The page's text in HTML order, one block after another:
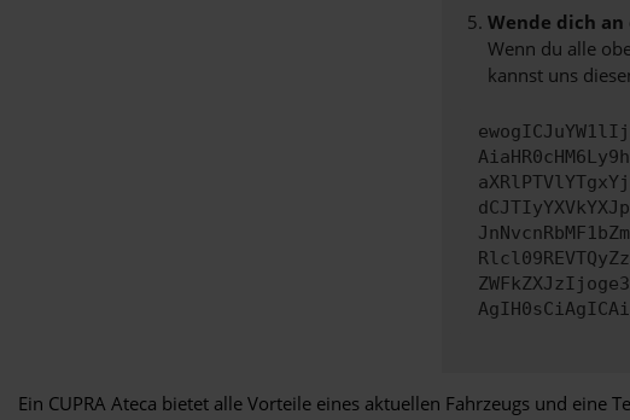
Wende dich
Wenn du alle
kannst uns
Ein CUPRA Ateca bietet alle Vorteile eines aktuellen Fahrzeugs und